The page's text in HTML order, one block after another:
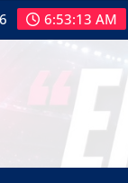
6:53:14 AM